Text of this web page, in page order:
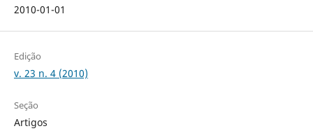
2010-01-01
Edição
v. 23 n. 4 (2010)
Seção
Artigos